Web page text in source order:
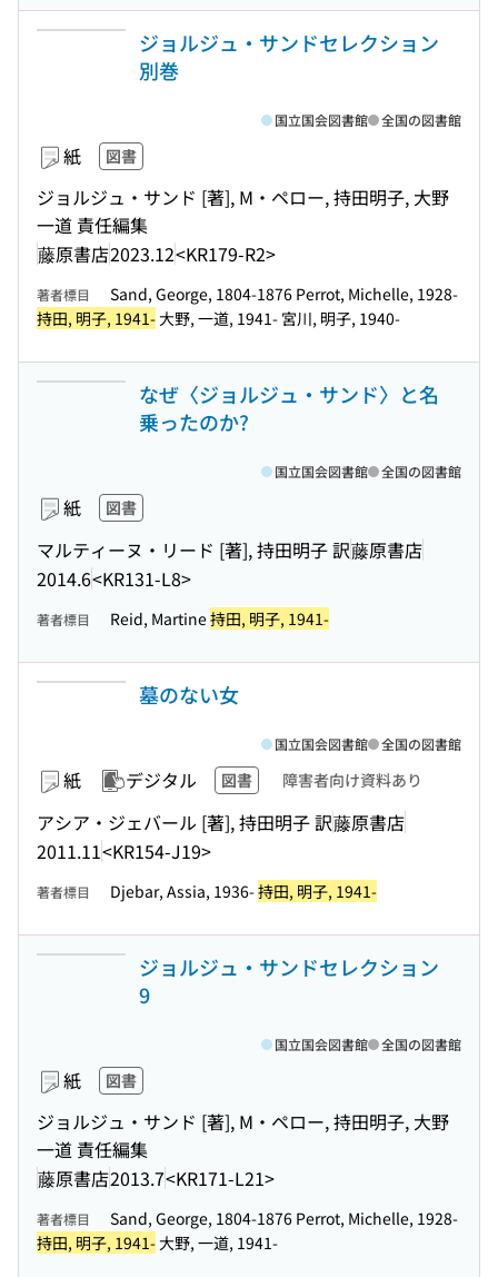
ジョルジュ・サンドセレクション
別巻
紙 図書
ジョルジュ・サンド [著], M・ペロー, 持田明子, 大野
一道 責任編集
藤原書店2023.12<KR179-R2>
国立国会図書館 全国の図書館
著者標目
Sand, George, 1804-1876 Perrot, Michelle, 1928-
持田, 明子, 1941- 大野, 一道, 1941- 宮川, 明子, 1940-
なぜ〈ジョルジュ・サンド〉と名
乗ったのか?
紙 図書
マルティーヌ・リード [著], 持田明子 訳藤原書店
2014.6<KR131-L8>
国立国会図書館 全国の図書館
著者標目 Reid, Martine持田, 明子, 1941-
墓のない女
紙 デジタル 図書 障害者向け資料あり
アシア・ジェバール [著], 持田明子 訳藤原書店
2011.11<KR154-J19>
国立国会図書館 全国の図書館
著者標目 Djebar, Assia, 1936-持田, 明子, 1941-
ジョルジュ・サンドセレクション
9
紙 図書
ジョルジュ・サンド [著], M・ペロー, 持田明子, 大野
一道 責任編集
藤原書店2013.7<KR171-L21>
国立国会図書館 全国の図書館
著者標目
Sand, George, 1804-1876 Perrot, Michelle, 1928-
持田, 明子, 1941- 大野, 一道, 1941-